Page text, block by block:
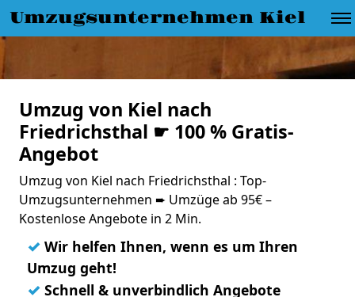
Umzugsunternehmen Kiel
Umzug von Kiel nach
Friedrichsthal ☛ 100 % Gratis-
Angebot
Umzug von Kiel nach Friedrichsthal : Top-
Umzugsunternehmen ➨ Umzüge ab 95€ –
Kostenlose Angebote in 2 Min.
✓ Wir helfen Ihnen, wenn es um Ihren
Umzug geht!
✓ Schnell & unverbindlich Angebote